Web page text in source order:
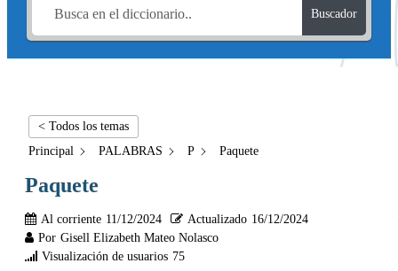
Buscador
< Todos los temas
Principal
PALABRAS P Paquete
Paquete
Al corriente 11/12/2024 Actualizado 16/12/2024
Por Gisell Elizabeth Mateo Nolasco
Visualización de usuarios 75